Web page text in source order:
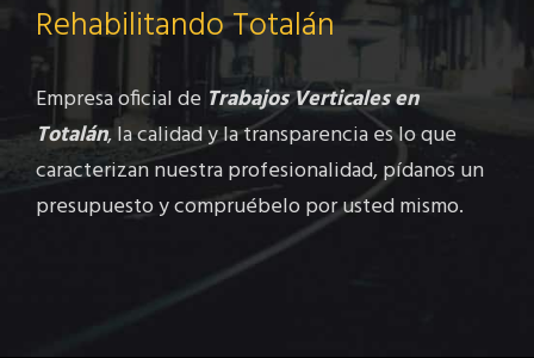
Rehabilitando Totalán
Empresa oficial de Trabajos Verticales en
Totalán, la calidad y la transparencia es lo que
caracterizan nuestra profesionalidad, pídanos un
presupuesto y compruébelo por usted mismo.